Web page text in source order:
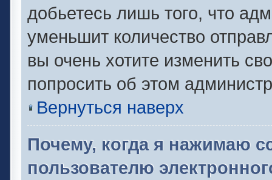
добьетесь лишь того, что
уменьшит количество
вы очень хотите изменить
попросить об этом
Вернуться наверх
Почему, когда я нажимаю
пользователю